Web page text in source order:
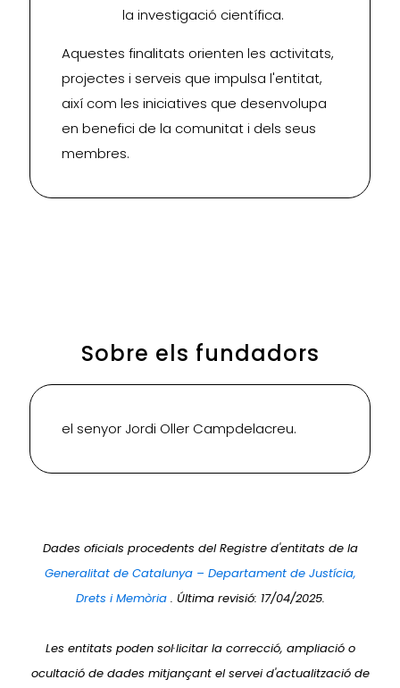
la investigació científica.
Aquestes finalitats orienten les activitats,
projectes i serveis que impulsa l'entitat,
així com les iniciatives que desenvolupa
en benefici de la comunitat i dels seus
membres.
Sobre els fundadors
el senyor Jordi Oller Campdelacreu.
Dades oficials procedents del Registre d'entitats de la
Generalitat de Catalunya – Departament de Justícia,
Drets i Memòria . Última revisió: 17/04/2025.
Les entitats poden sol·licitar la correcció, ampliació o
ocultació de dades mitjançant el servei d'actualització de